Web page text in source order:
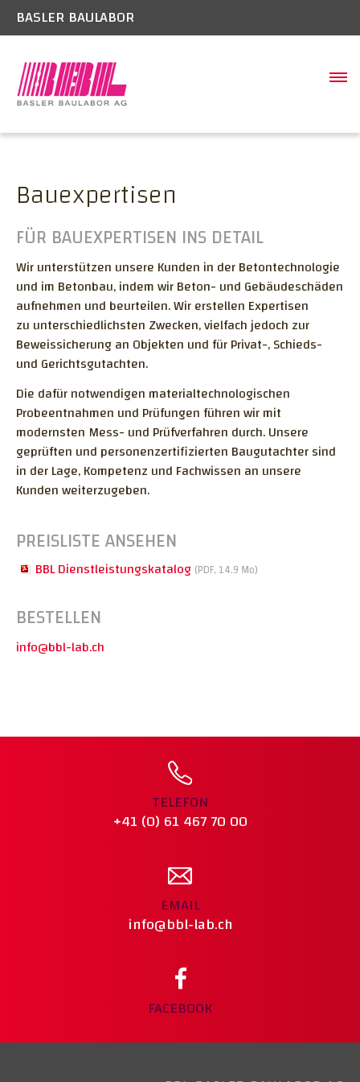
BASLER BAULABOR
SCHADSTOFFE
Gebäudeschadstoffe
Raumluftmessungen
LABOR
BAUWERK
BAUEXPERTISE
UNTERNEHMEN
Geschichte
KONTAKT
Bauexpertisen
FÜR BAUEXPERTISEN INS DETAIL
Wir unterstützen unsere Kunden in der Betontechnologie
und im Betonbau, indem wir Beton- und Gebäudeschäden
aufnehmen und beurteilen. Wir erstellen Expertisen
zu unterschiedlichsten Zwecken, vielfach jedoch zur
Beweissicherung an Objekten und für Privat-, Schieds-
und Gerichtsgutachten.
Die dafür notwendigen materialtechnologischen
Probeentnahmen und Prüfungen führen wir mit
modernsten Mess- und Prüfverfahren durch. Unsere
geprüften und personenzertifizierten Baugutachter sind
in der Lage, Kompetenz und Fachwissen an unsere
Kunden weiterzugeben.
PREISLISTE ANSEHEN
BBL Dienstleistungskatalog (PDF, 14.9 Mo)
BESTELLEN
info@bbl-lab.ch
TELEFON
+41 (0) 61 467 70 00
EMAIL
info@bbl-lab.ch
FACEBOOK